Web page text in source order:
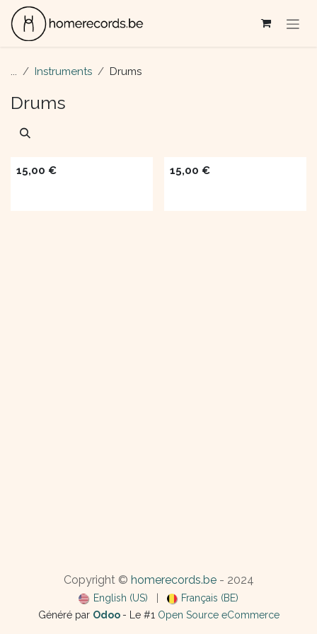
Se rendre au contenu
... Instruments Drums
Drums
15,00 € 15,00 €
Copyright © homerecords.be- 2024
English (US)
Français (BE)
Généré par Odoo - Le #1 Open Source eCommerce